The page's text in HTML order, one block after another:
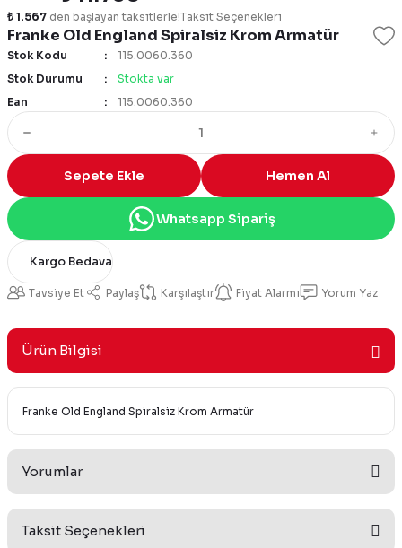
Franke Old England Spiralsiz Krom Armatür
₺ 1.567 den başlayan taksitlerle!Taksit Seçenekleri
Stok Kodu
115.0060.360
Stok Durumu
Stokta var
Ean
115.0060.360
Sepete Ekle Hemen Al
Whatsapp Sipariş
Kargo Bedava
Tavsiye Et Paylaş Karşılaştır Fiyat Alarmı Yorum Yaz
Ürün Bilgisi
Franke Old England Spiralsiz Krom Armatür
Yorumlar
Taksit Seçenekleri